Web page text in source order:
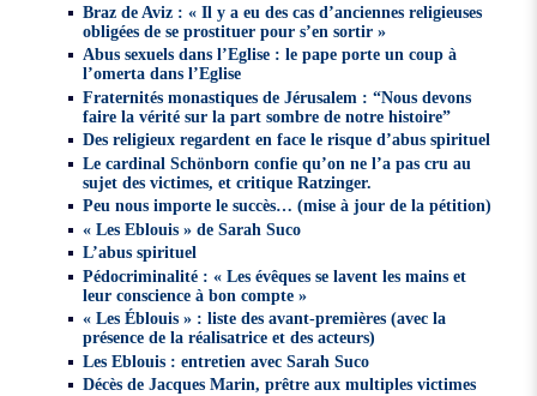
Braz de Aviz : « Il y a eu des cas d’anciennes religieuses
obligées de se prostituer pour s’en sortir »
Abus sexuels dans l’Eglise : le pape porte un coup à
l’omerta dans l’Eglise
Fraternités monastiques de Jérusalem : “Nous devons
faire la vérité sur la part sombre de notre histoire”
Des religieux regardent en face le risque d’abus spirituel
Le cardinal Schönborn confie qu’on ne l’a pas cru au
sujet des victimes, et critique Ratzinger.
Peu nous importe le succès… (mise à jour de la pétition)
« Les Eblouis » de Sarah Suco
L’abus spirituel
Pédocriminalité : « Les évêques se lavent les mains et
leur conscience à bon compte »
« Les Éblouis » : liste des avant-premières (avec la
présence de la réalisatrice et des acteurs)
Les Eblouis : entretien avec Sarah Suco
Décès de Jacques Marin, prêtre aux multiples victimes